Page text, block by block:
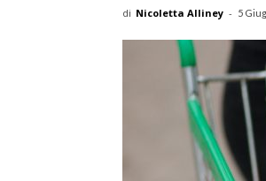
di Nicoletta Alliney - 5